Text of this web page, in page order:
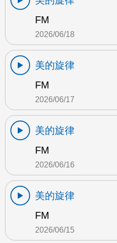
FM
2026/06/18
美的旋律
FM
2026/06/17
美的旋律
FM
2026/06/16
美的旋律
FM
2026/06/15